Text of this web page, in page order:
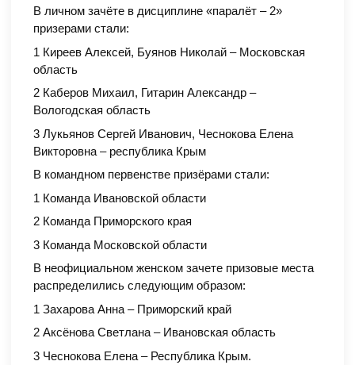
В личном зачёте в дисциплине «паралёт – 2»
призерами стали:
1 Киреев Алексей, Буянов Николай – Московская
область
2 Каберов Михаил, Гитарин Александр –
Вологодская область
3 Лукьянов Сергей Иванович, Чеснокова Елена
Викторовна – республика Крым
В командном первенстве призёрами стали:
1 Команда Ивановской области
2 Команда Приморского края
3 Команда Московской области
В неофициальном женском зачете призовые места
распределились следующим образом:
1 Захарова Анна – Приморский край
2 Аксёнова Светлана – Ивановская область
3 Чеснокова Елена – Республика Крым.